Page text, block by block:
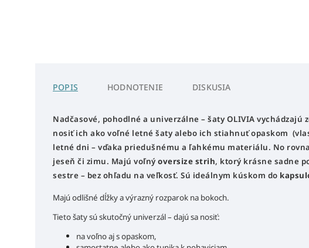
POPIS HODNOTENIE DISKUSIA
Nadčasové, pohodlné a univerzálne – šaty OLIVIA
nosiť ich ako voľné letné šaty alebo ich stiahnuť opaskom
letné dni – vďaka priedušnému a ľahkému materiálu. No
jeseň či zimu. Majú voľný oversize strih, ktorý krásne sadne
sestre – bez ohľadu na veľkosť. Sú ideálnym kúskom do
Majú odlišné dĺžky a výrazný rozparok na bokoch.
Tieto šaty sú skutočný univerzál – dajú sa nosiť:
na voľno aj s opaskom,